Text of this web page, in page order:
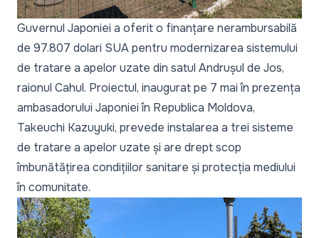
Guvernul Japoniei a oferit o finanțare nerambursabilă
de 97.807 dolari SUA pentru modernizarea sistemului
de tratare a apelor uzate din satul Andrușul de Jos,
raionul Cahul. Proiectul, inaugurat pe 7 mai în prezența
ambasadorului Japoniei în Republica Moldova,
Takeuchi Kazuyuki, prevede instalarea a trei sisteme
de tratare a apelor uzate și are drept scop
îmbunătățirea condițiilor sanitare și protecția mediului
în comunitate.